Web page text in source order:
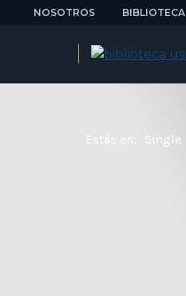
NOSOTROS
Estás en: Single